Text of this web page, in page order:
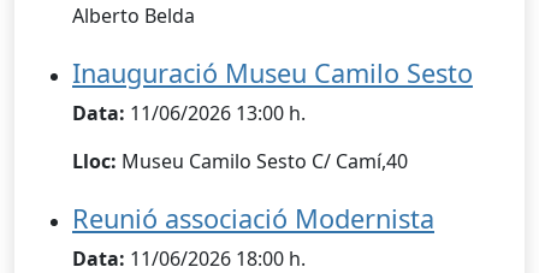
Alberto Belda
Inauguració Museu Camilo Sesto
Data: 11/06/2026 13:00 h.
Lloc: Museu Camilo Sesto C/ Camí,40
Reunió associació Modernista
Data: 11/06/2026 18:00 h.